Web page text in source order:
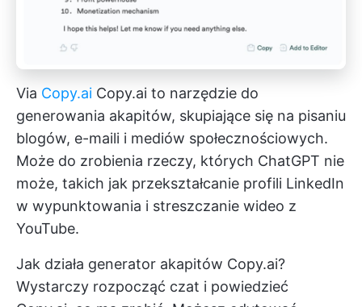
Via Copy.ai Copy.ai to narzędzie do
generowania akapitów, skupiające się na pisaniu
blogów, e-maili i mediów społecznościowych.
Może do zrobienia rzeczy, których ChatGPT nie
może, takich jak przekształcanie profili LinkedIn
w wypunktowania i streszczanie wideo z
YouTube.
Jak działa generator akapitów Copy.ai?
Wystarczy rozpocząć czat i powiedzieć